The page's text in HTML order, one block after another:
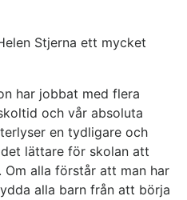
Stjerna ett mycket
har jobbat med flera
och vår absoluta
en tydligare och
lättare för skolan att
alla förstår att man har
alla barn från att börja